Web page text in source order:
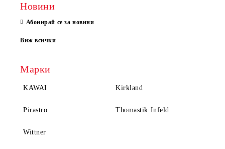
Новини
Абонирай се за новини
Виж всички
Марки
KAWAI Kirkland
Pirastro Thomastik Infeld
Wittner